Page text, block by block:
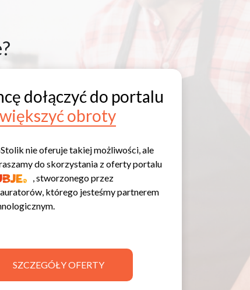
dołączyć do portalu
obroty
nie oferuje takiej możliwości, ale
do skorzystania z oferty portalu
, stworzonego przez
którego jesteśmy partnerem
SZCZEGÓŁY OFERTY